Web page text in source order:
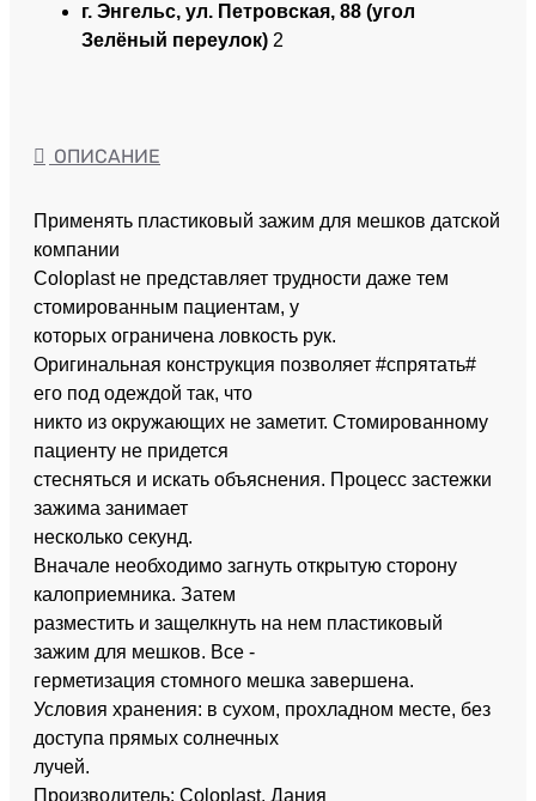
г. Энгельс, ул. Петровская, 88 (угол
Зелёный переулок) 2
ОПИСАНИЕ
Применять пластиковый зажим для мешков датской
компании
Coloplast не представляет трудности даже тем
стомированным пациентам, у
которых ограничена ловкость рук.
Оригинальная конструкция позволяет #спрятать#
его под одеждой так, что
никто из окружающих не заметит. Стомированному
пациенту не придется
стесняться и искать объяснения. Процесс застежки
зажима занимает
несколько секунд.
Вначале необходимо загнуть открытую сторону
калоприемника. Затем
разместить и защелкнуть на нем пластиковый
зажим для мешков. Все -
герметизация стомного мешка завершена.
Условия хранения: в сухом, прохладном месте, без
доступа прямых солнечных
лучей.
Производитель: Coloplast. Дания